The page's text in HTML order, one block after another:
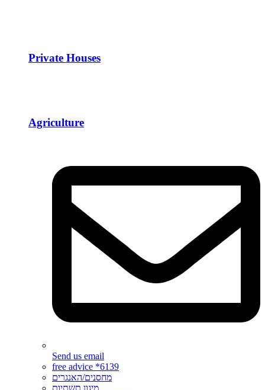
Private Houses
Agriculture
Send us email
free advice *6139
מחסנים/האנגרים